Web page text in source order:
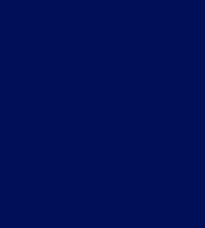
持怀疑态度，但流畅
感到惊喜。他们的代理可
开发需求。祝您的业务成